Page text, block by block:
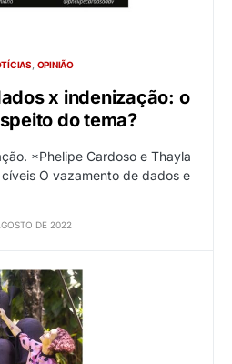
OPINIÃO
x indenização: o
do tema?
*Phelipe Cardoso e Thayla
O vazamento de dados e
DE 2022